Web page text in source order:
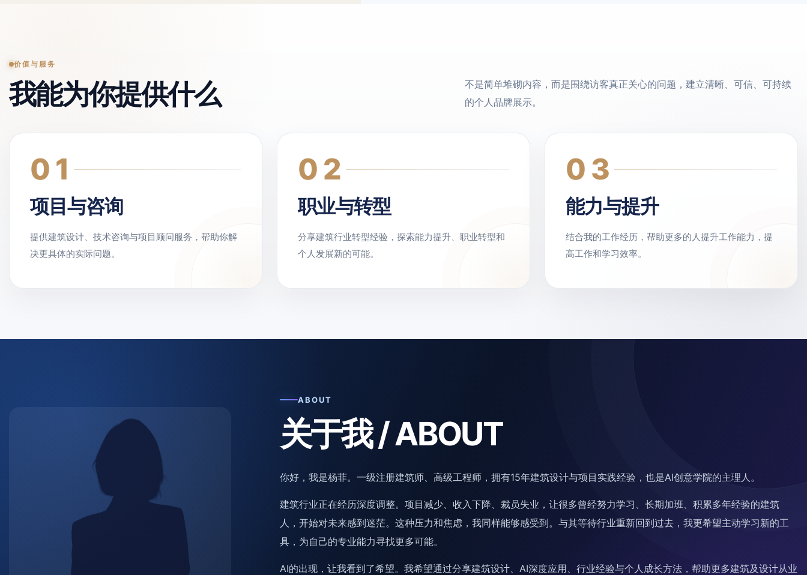
价值与服务
我能为你提供什么
不是简单堆砌内容，而是围绕访客真正关心的问题，建立清晰、可信、可持续
的个人品牌展示。
01
项目与咨询
提供建筑设计、技术咨询与项目顾问服务，帮助你解
决更具体的实际问题。
02
职业与转型
分享建筑行业转型经验，探索能力提升、职业转型和
个人发展新的可能。
03
能力与提升
结合我的工作经历，帮助更多的人提升工作能力，提
高工作和学习效率。
ABOUT
关于我 / ABOUT
你好，我是杨菲。一级注册建筑师、高级工程师，拥有15年建筑设计与项目实践经验，也是AI创意学院的主理人。
建筑行业正在经历深度调整。项目减少、收入下降、裁员失业，让很多曾经努力学习、长期加班、积累多年经验的建筑
人，开始对未来感到迷茫。这种压力和焦虑，我同样能够感受到。与其等待行业重新回到过去，我更希望主动学习新的工
具，为自己的专业能力寻找更多可能。
AI的出现，让我看到了希望。我希望通过分享建筑设计、AI深度应用、行业经验与个人成长方法，帮助更多建筑及设计从业